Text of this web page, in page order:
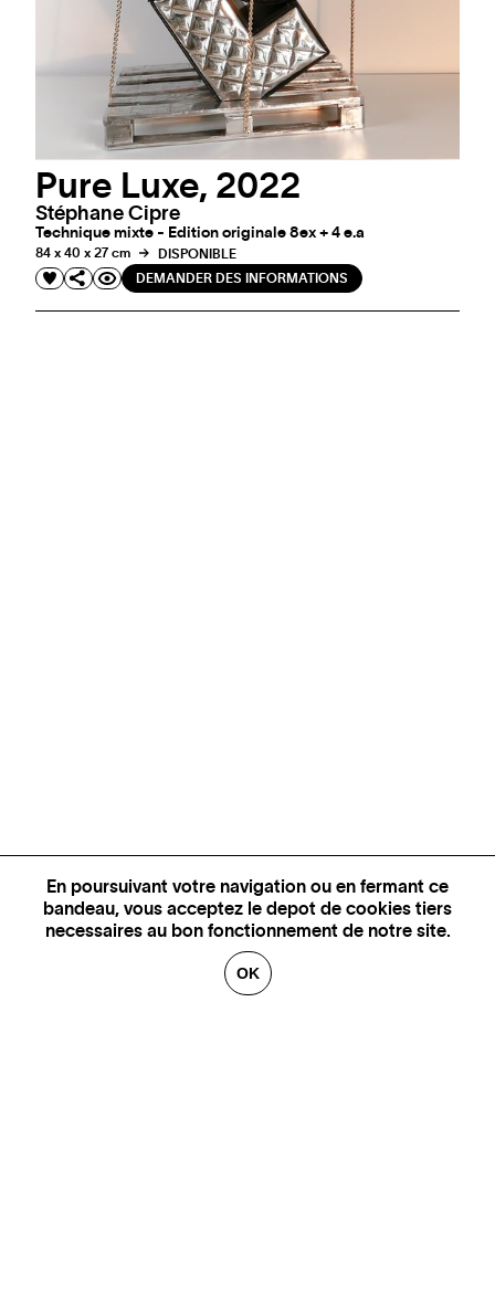
En poursuivant votre navigation ou en fermant ce
bandeau, vous acceptez le depot de cookies tiers
necessaires au bon fonctionnement de notre site.
OK
Pure Luxe, 2022
Stéphane Cipre
Technique mixte - Edition originale 8ex + 4 e.a
84 x 40 x 27 cm
DISPONIBLE
DEMANDER DES INFORMATIONS